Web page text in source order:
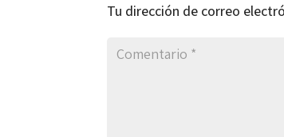
Tu dirección de correo